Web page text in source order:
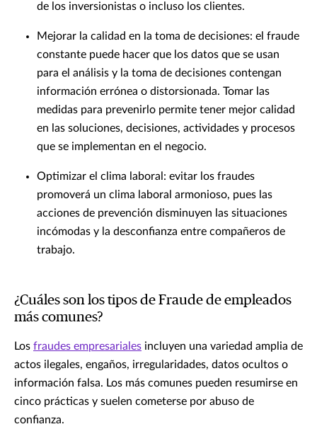
de los inversionistas o incluso los clientes.
Mejorar la calidad en la toma de decisiones: el fraude
constante puede hacer que los datos que se usan
para el análisis y la toma de decisiones contengan
información errónea o distorsionada. Tomar las
medidas para prevenirlo permite tener mejor calidad
en las soluciones, decisiones, actividades y procesos
que se implementan en el negocio.
Optimizar el clima laboral: evitar los fraudes
promoverá un clima laboral armonioso, pues las
acciones de prevención disminuyen las situaciones
incómodas y la desconfianza entre compañeros de
trabajo.
¿Cuáles son los tipos de Fraude de empleados
más comunes?
Los fraudes empresariales incluyen una variedad amplia de
actos ilegales, engaños, irregularidades, datos ocultos o
información falsa. Los más comunes pueden resumirse en
cinco prácticas y suelen cometerse por abuso de
confianza.